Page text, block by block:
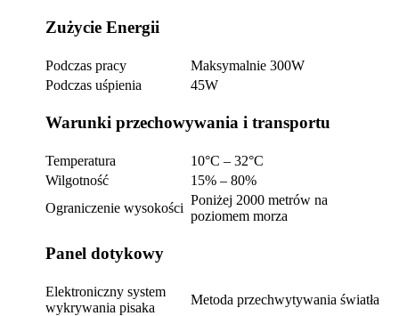
Zużycie Energii
Podczas pracy
Maksymalnie 300W
Podczas uśpienia
45W
Warunki przechowywania i transportu
Temperatura
10°C – 32°C
Wilgotność
15% – 80%
Ograniczenie wysokości
Poniżej 2000 metrów na
poziomem morza
Panel dotykowy
Elektroniczny system
wykrywania pisaka
Metoda przechwytywania światła